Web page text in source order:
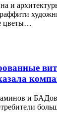
и
цветы…
и БАДов